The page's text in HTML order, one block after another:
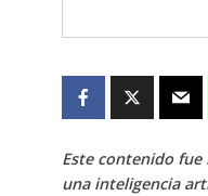
Este contenido fue
una inteligencia